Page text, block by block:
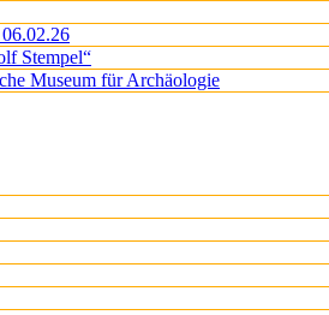
Stempel“
Museum für Archäologie